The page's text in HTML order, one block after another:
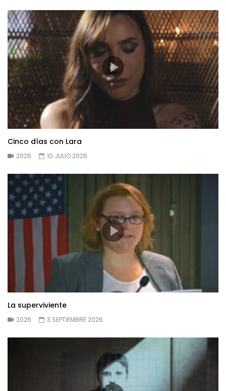
Cinco días con Lara
2026 10 JULIO 2026
La superviviente
2026 3 SEPTIEMBRE 2026